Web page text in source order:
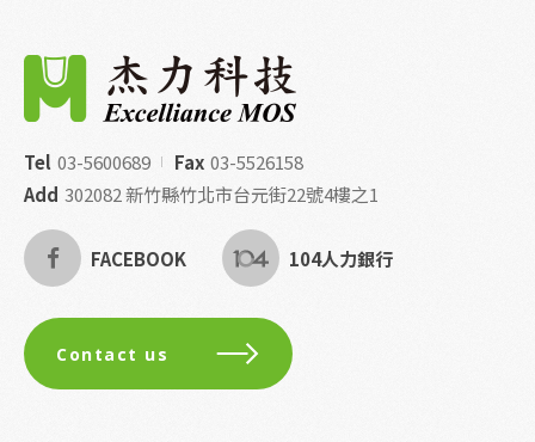
Tel 03-5600689 Fax 03-5526158
Add 302082 新竹縣竹北市台元街22號4樓之1
FACEBOOK 104人力銀行
Contact us